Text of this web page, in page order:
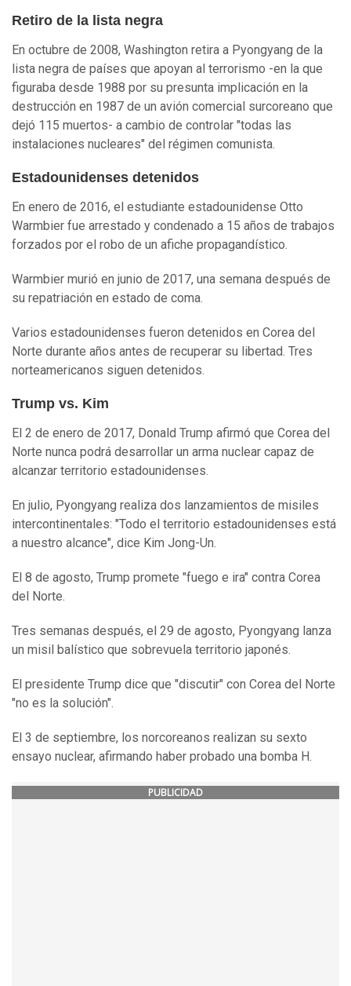
Retiro de la lista negra
En octubre de 2008, Washington retira a Pyongyang de la
lista negra de países que apoyan al terrorismo -en la que
figuraba desde 1988 por su presunta implicación en la
destrucción en 1987 de un avión comercial surcoreano que
dejó 115 muertos- a cambio de controlar "todas las
instalaciones nucleares" del régimen comunista.
Estadounidenses detenidos
En enero de 2016, el estudiante estadounidense Otto
Warmbier fue arrestado y condenado a 15 años de trabajos
forzados por el robo de un afiche propagandístico.
Warmbier murió en junio de 2017, una semana después de
su repatriación en estado de coma.
Varios estadounidenses fueron detenidos en Corea del
Norte durante años antes de recuperar su libertad. Tres
norteamericanos siguen detenidos.
Trump vs. Kim
El 2 de enero de 2017, Donald Trump afirmó que Corea del
Norte nunca podrá desarrollar un arma nuclear capaz de
alcanzar territorio estadounidenses.
En julio, Pyongyang realiza dos lanzamientos de misiles
intercontinentales: "Todo el territorio estadounidenses está
a nuestro alcance", dice Kim Jong-Un.
El 8 de agosto, Trump promete "fuego e ira" contra Corea
del Norte.
Tres semanas después, el 29 de agosto, Pyongyang lanza
un misil balístico que sobrevuela territorio japonés.
El presidente Trump dice que "discutir" con Corea del Norte
"no es la solución".
El 3 de septiembre, los norcoreanos realizan su sexto
ensayo nuclear, afirmando haber probado una bomba H.
PUBLICIDAD